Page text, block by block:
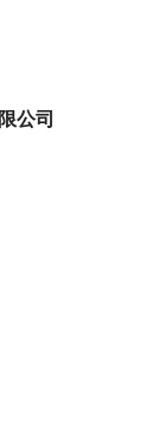
公司